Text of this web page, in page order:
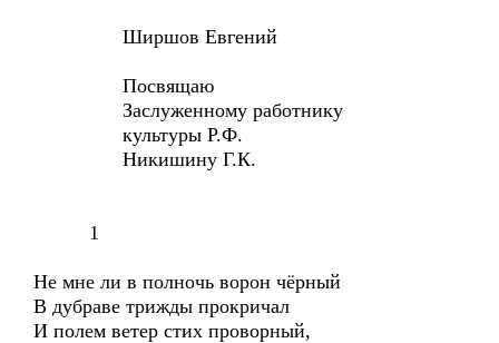
Ширшов Евгений
Посвящаю
Заслуженному работнику
культуры Р.Ф.
Никишину Г.К.
1
Не мне ли в полночь ворон чёрный
В дубраве трижды прокричал
И полем ветер стих проворный,